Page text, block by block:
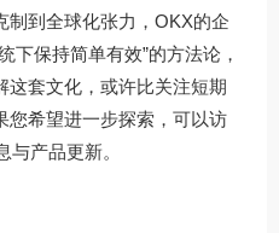
制到全球化张力，OKX的企
下保持简单有效”的方法论，
这套文化，或许比关注短期
您希望进一步探索，可以访
与产品更新。